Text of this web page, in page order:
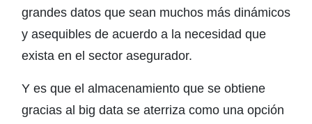
grandes datos que sean muchos más dinámicos
y asequibles de acuerdo a la necesidad que
exista en el sector asegurador.
Y es que el almacenamiento que se obtiene
gracias al big data se aterriza como una opción